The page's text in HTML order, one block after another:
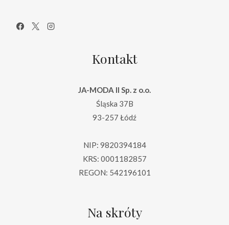
Kontakt
JA-MODA II Sp. z o.o.
Śląska 37B
93-257 Łódź
NIP: 9820394184
KRS: 0001182857
REGON: 542196101
Na skróty